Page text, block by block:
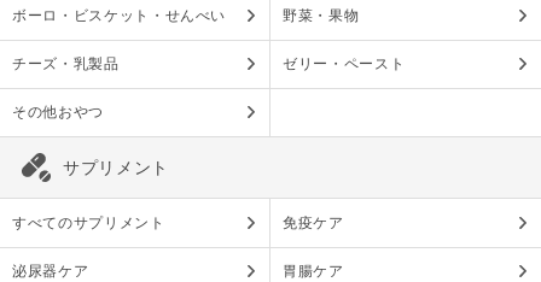
ボーロ・ビスケット・せんべい 野菜・果物
チーズ・乳製品 ゼリー・ペースト
その他おやつ
サプリメント
すべてのサプリメント 免疫ケア
泌尿器ケア 胃腸ケア